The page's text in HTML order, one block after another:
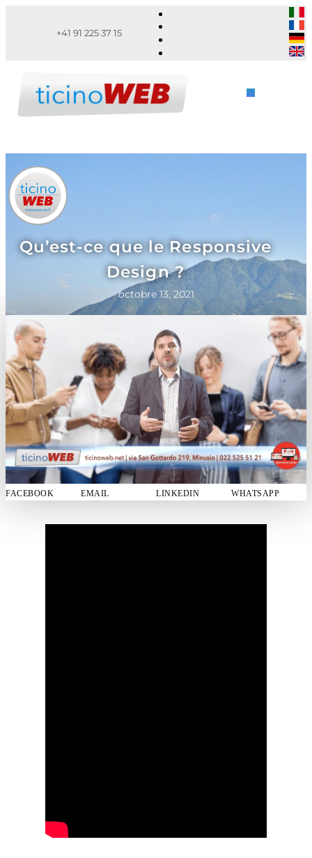
+41 91 225 37 15
Qu’est-ce que le Responsive
Design ?
octobre 13, 2021
FACEBOOK EMAIL LINKEDIN WHATSAPP